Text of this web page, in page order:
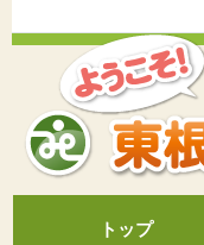
トップ